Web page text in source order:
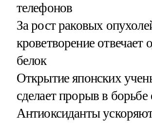
телефонов
За рост раковых
кроветворение отвечает
белок
Открытие японских
сделает прорыв в борьбе
Антиоксиданты